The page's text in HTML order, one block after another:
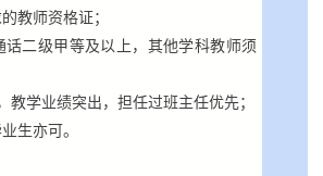
教师资格证；
二级甲等及以上，其他学科教师须
教学业绩突出，担任过班主任优先；
生亦可。